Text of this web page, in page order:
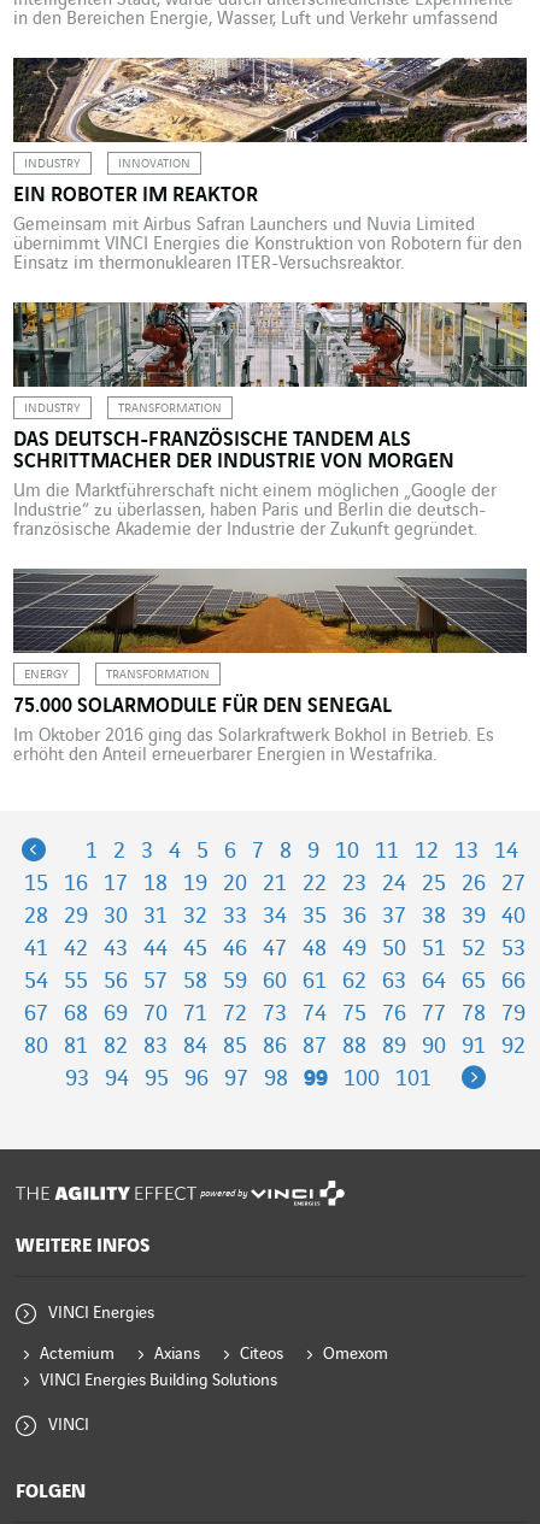
in den Bereichen Energie, Wasser, Luft und Verkehr umfassend
umgesetzt wird und die Innovationen den Bürgern vor Ort
zugutekommen. Auf Initiative von We Design Services kamen
mehrere Akteure aus diesem Umfeld, […]
INDUSTRY INNOVATION
EIN ROBOTER IM REAKTOR
Gemeinsam mit Airbus Safran Launchers und Nuvia Limited
übernimmt VINCI Energies die Konstruktion von Robotern für den
Einsatz im thermonuklearen ITER-Versuchsreaktor.
INDUSTRY TRANSFORMATION
DAS DEUTSCH-FRANZÖSISCHE TANDEM ALS
SCHRITTMACHER DER INDUSTRIE VON MORGEN
Um die Marktführerschaft nicht einem möglichen „Google der
Industrie“ zu überlassen, haben Paris und Berlin die deutsch-
französische Akademie der Industrie der Zukunft gegründet.
der Industrie von morgen auf, scheint aber entschlossen, die
verlorene Zeit aufzuholen. Deshalb hat es gemeinsam mit
Deutschland den Grundstein für die […]
ENERGY TRANSFORMATION
75.000 SOLARMODULE FÜR DEN SENEGAL
Im Oktober 2016 ging das Solarkraftwerk Bokhol in Betrieb. Es
erhöht den Anteil erneuerbarer Energien in Westafrika.
Previous
1 2 3 4 5 6 7 8 9 10 11 12 13
14
15
16 17 18 19 20 21 22 23 24 25 26
27
28
29 30 31 32 33 34 35 36 37 38 39
40
41
42 43 44 45 46 47 48 49 50 51 52
53
54
55 56 57 58 59 60 61 62 63 64 65
66
67
68 69 70 71 72 73 74 75 76 77 78
79
80
81 82 83 84 85 86 87 88 89 90 91
92
93
94 95 96 97 98 99 100 101 Next
powered by
WEITERE INFOS
VINCI Energies
Actemium Axians Citeos
Omexom
VINCI Energies Building Solutions
VINCI
FOLGEN